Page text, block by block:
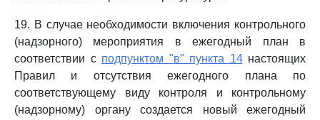
19. В случае необходимости включения контрольного
(надзорного) мероприятия в ежегодный план в
соответствии с подпунктом "в" пункта 14настоящих
Правил и отсутствия ежегодного плана по
соответствующему виду контроля и контрольному
(надзорному) органу создается новый ежегодный